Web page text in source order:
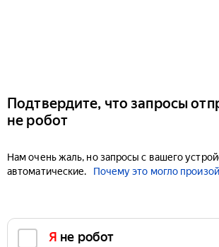
Подтвердите, что запросы
не робот
Нам очень жаль, но запросы с вашего
автоматические.
Почему это могло
Я не робот